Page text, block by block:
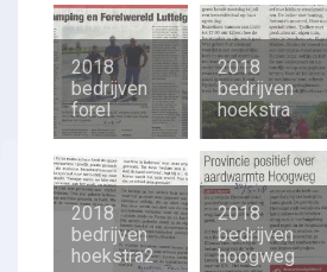
2018
bedrijven
forel
2018
bedrijven
hoekstra
2018
bedrijven
hoekstra2
2018
bedrijven
hoogweg